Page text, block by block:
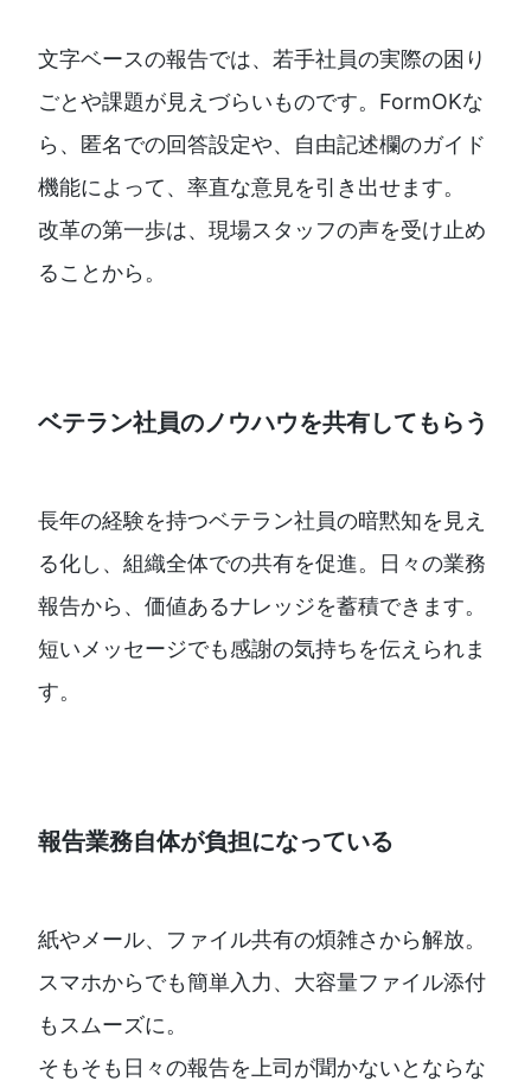
文字ベースの報告では、若手社員の実際の困り
ごとや課題が見えづらいものです。FormOKな
ら、匿名での回答設定や、自由記述欄のガイド
機能によって、率直な意見を引き出せます。
改革の第一歩は、現場スタッフの声を受け止め
ることから。
ベテラン社員のノウハウを共有してもらう
長年の経験を持つベテラン社員の暗黙知を見え
る化し、組織全体での共有を促進。日々の業務
報告から、価値あるナレッジを蓄積できます。
短いメッセージでも感謝の気持ちを伝えられま
す。
報告業務自体が負担になっている
紙やメール、ファイル共有の煩雑さから解放。
スマホからでも簡単入力、大容量ファイル添付
もスムーズに。
そもそも日々の報告を上司が聞かないとならな